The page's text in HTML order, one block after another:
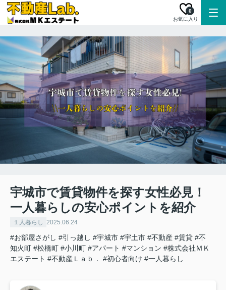
お気に入り
0
宇城市で賃貸物件を探す女性必見！
一人暮らしの安心ポイントを紹介
１人暮らし 2025.06.24
#お部屋さがし #引っ越し #宇城市 #宇土市 #不動産 #賃貸 #不
知火町 #松橋町 #小川町 #アパート #マンション #株式会社ＭＫ
エステート #不動産Ｌａｂ． #初心者向け #一人暮らし